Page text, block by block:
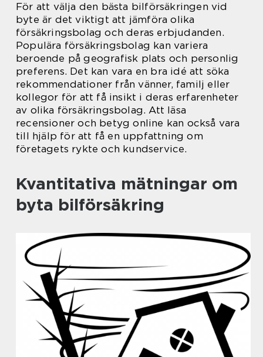
För att välja den bästa bilförsäkringen vid
byte är det viktigt att jämföra olika
försäkringsbolag och deras erbjudanden.
Populära försäkringsbolag kan variera
beroende på geografisk plats och personlig
preferens. Det kan vara en bra idé att söka
rekommendationer från vänner, familj eller
kollegor för att få insikt i deras erfarenheter
av olika försäkringsbolag. Att läsa
recensioner och betyg online kan också vara
till hjälp för att få en uppfattning om
företagets rykte och kundservice.
Kvantitativa mätningar om
byta bilförsäkring